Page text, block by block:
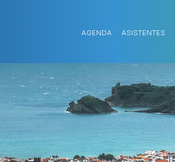
AGENDA ASISTENTES